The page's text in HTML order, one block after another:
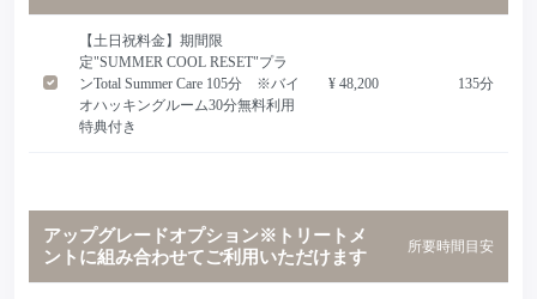
【土日祝料金】期間限
定"SUMMER COOL RESET"プラ
ンTotal Summer Care 105分 ※バイ
オハッキングルーム30分無料利用
特典付き
¥ 48,200 135分
アップグレードオプション※トリートメ
ントに組み合わせてご利用いただけます
所要時間目安